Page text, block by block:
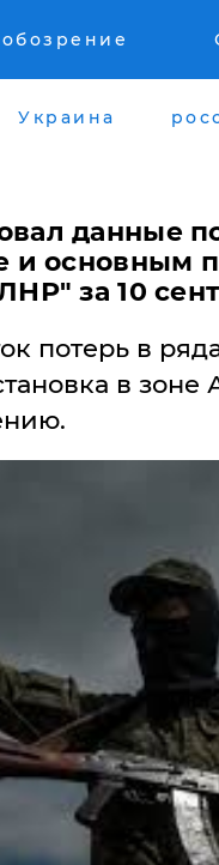
Украина
данные
и основным
за 10
потерь в
в зоне